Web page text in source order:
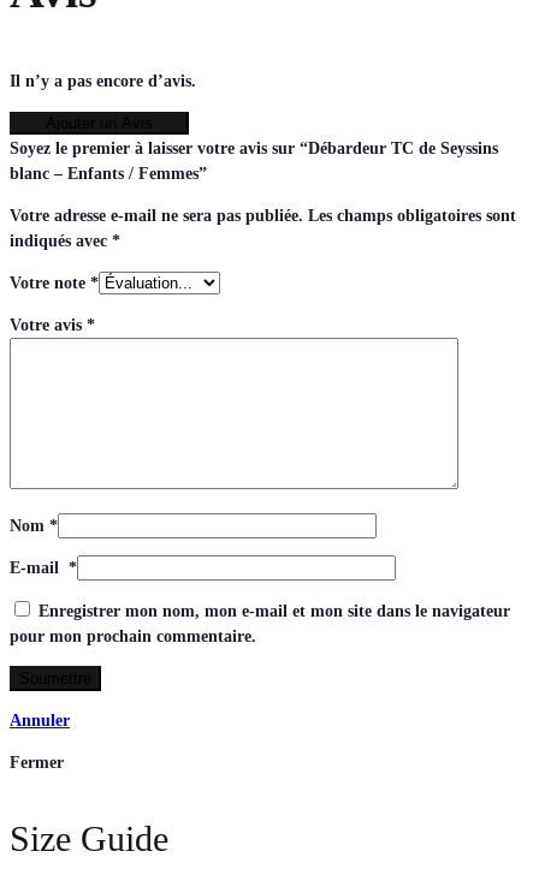
Il n’y a pas encore d’avis.
Soyez le premier à laisser votre avis sur “Débardeur TC de Seyssins
blanc – Enfants / Femmes”
Votre adresse e-mail ne sera pas publiée. Les champs obligatoires sont
indiqués avec *
Votre note *
Votre avis *
Nom *
E-mail *
Enregistrer mon nom, mon e-mail et mon site dans le navigateur
pour mon prochain commentaire.
Annuler
Fermer
Size Guide